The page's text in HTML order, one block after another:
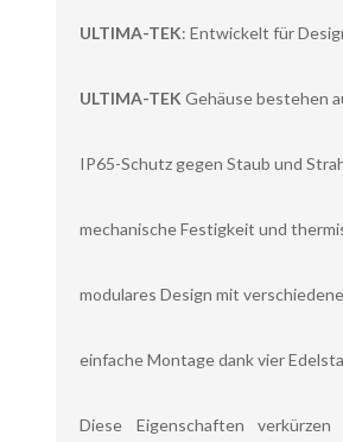
ULTIMA-TEK: Entwickelt für
ULTIMA-TEK Gehäuse bestehen
IP65-Schutz gegen Staub und
mechanische Festigkeit und
modulares Design mit
einfache Montage dank vier
Diese Eigenschaften